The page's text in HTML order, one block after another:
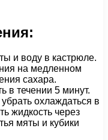
и воду в кастрюле.
на медленном
сахара.
в течении 5 минут.
охлаждаться в
жидкость через
мяты и кубики